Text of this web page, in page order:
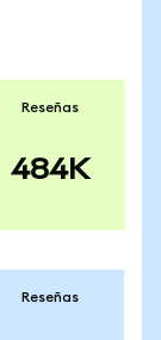
Reseñas
484K
Reseñas